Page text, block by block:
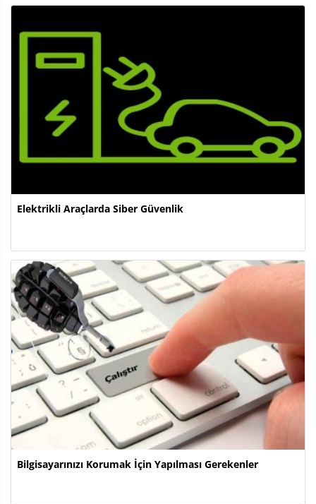
Elektrikli Araçlarda Siber Güvenlik
Bilgisayarınızı Korumak İçin Yapılması Gerekenler